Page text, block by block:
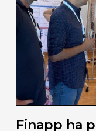
Finapp ha